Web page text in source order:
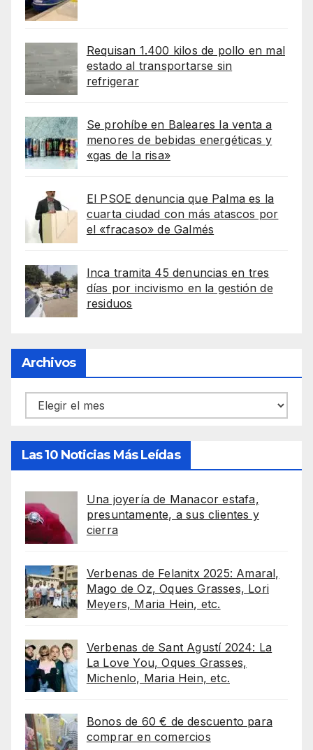
Requisan 1.400 kilos de pollo en mal
estado al transportarse sin
refrigerar
Se prohíbe en Baleares la venta a
menores de bebidas energéticas y
«gas de la risa»
El PSOE denuncia que Palma es la
cuarta ciudad con más atascos por
el «fracaso» de Galmés
Inca tramita 45 denuncias en tres
días por incivismo en la gestión de
residuos
Archivos
Archivos
Las 10 Noticias Más Leídas
Una joyería de Manacor estafa,
presuntamente, a sus clientes y
cierra
Verbenas de Felanitx 2025: Amaral,
Mago de Oz, Oques Grasses, Lori
Meyers, Maria Hein, etc.
Verbenas de Sant Agustí 2024: La
La Love You, Oques Grasses,
Michenlo, Maria Hein, etc.
Bonos de 60 € de descuento para
comprar en comercios